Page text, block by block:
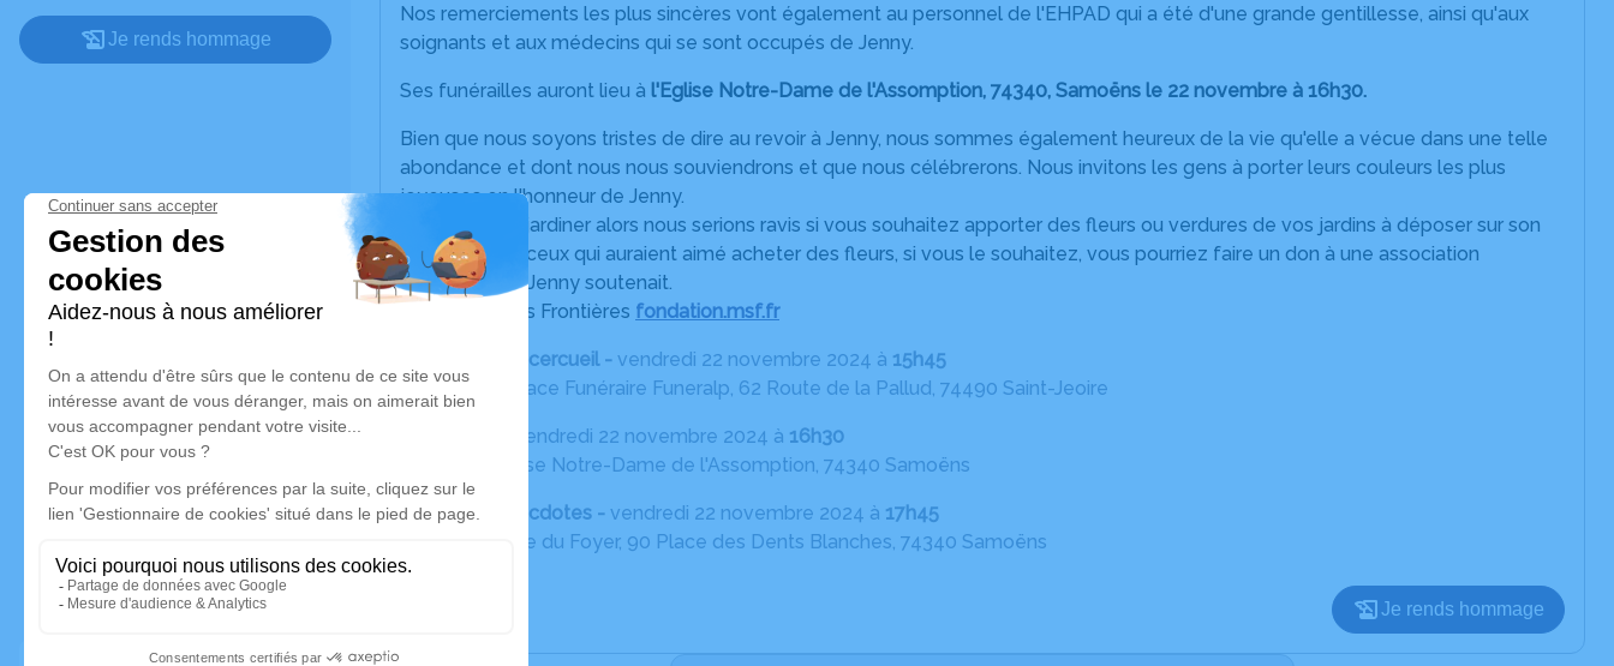
Je rends hommage
Nos remerciements les plus sincères vont également au personnel de l'EHPAD qui a été d'une grande gentillesse, ainsi qu'aux
soignants et aux médecins qui se sont occupés de Jenny.
Ses funérailles auront lieu à l'Eglise Notre-Dame de l'Assomption, 74340, Samoëns le 22 novembre à 16h30.
Bien que nous soyons tristes de dire au revoir à Jenny, nous sommes également heureux de la vie qu'elle a vécue dans une telle
abondance et dont nous nous souviendrons et que nous célébrerons. Nous invitons les gens à porter leurs couleurs les plus
joyeuses en l'honneur de Jenny.
Jenny adorait jardiner alors nous serions ravis si vous souhaitez apporter des fleurs ou verdures de vos jardins à déposer sur son
cercueil. Pour ceux qui auraient aimé acheter des fleurs, si vous le souhaitez, vous pourriez faire un don à une association
caritative que Jenny soutenait.
Médecins Sans Frontières fondation.msf.fr
Fermeture de cercueil - vendredi 22 novembre 2024 à 15h45
Adresse
Espace Funéraire Funeralp, 62 Route de la Pallud, 74490 Saint-Jeoire
vendredi 22 novembre 2024 à 16h30
- Église Notre-Dame de l'Assomption, 74340 Samoëns
Apéritif et anecdotes - vendredi 22 novembre 2024 à 17h45
- Salle du Foyer, 90 Place des Dents Blanches, 74340 Samoëns
Je rends hommage